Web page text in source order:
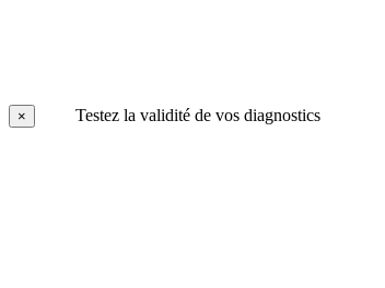
× Testez la validité de vos diagnostics